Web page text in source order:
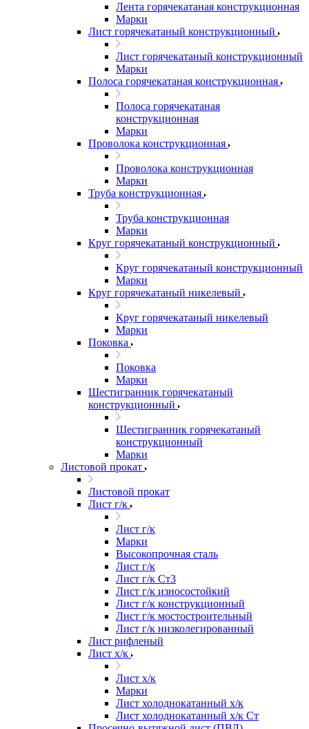
Лента горячекатаная конструкционная
Марки
Лист горячекатаный конструкционный
Лист горячекатаный конструкционный
Марки
Полоса горячекатаная конструкционная
Полоса горячекатаная
конструкционная
Марки
Проволока конструкционная
Проволока конструкционная
Марки
Труба конструкционная
Труба конструкционная
Марки
Круг горячекатаный конструкционный
Круг горячекатаный конструкционный
Марки
Круг горячекатаный никелевый
Круг горячекатаный никелевый
Марки
Поковка
Поковка
Марки
Шестигранник горячекатаный
конструкционный
Шестигранник горячекатаный
конструкционный
Марки
Листовой прокат
Листовой прокат
Лист г/к
Лист г/к
Марки
Высокопрочная сталь
Лист г/к
Лист г/к Ст3
Лист г/к износостойкий
Лист г/к конструкционный
Лист г/к мостостроительный
Лист г/к низколегированный
Лист рифленый
Лист х/к
Лист х/к
Марки
Лист холоднокатанный х/к
Лист холоднокатанный х/к Ст